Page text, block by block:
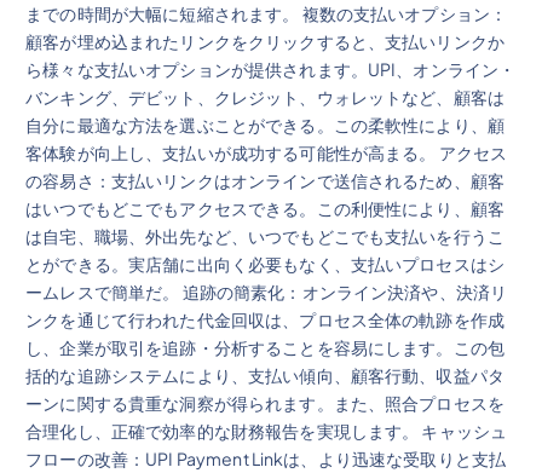
までの時間が大幅に短縮されます。 複数の支払いオプション：
顧客が埋め込まれたリンクをクリックすると、支払いリンクか
ら様々な支払いオプションが提供されます。UPI、オンライン・
バンキング、デビット、クレジット、ウォレットなど、顧客は
自分に最適な方法を選ぶことができる。この柔軟性により、顧
客体験が向上し、支払いが成功する可能性が高まる。 アクセス
の容易さ：支払いリンクはオンラインで送信されるため、顧客
はいつでもどこでもアクセスできる。この利便性により、顧客
は自宅、職場、外出先など、いつでもどこでも支払いを行うこ
とができる。実店舗に出向く必要もなく、支払いプロセスはシ
ームレスで簡単だ。 追跡の簡素化：オンライン決済や、決済リ
ンクを通じて行われた代金回収は、プロセス全体の軌跡を作成
し、企業が取引を追跡・分析することを容易にします。この包
括的な追跡システムにより、支払い傾向、顧客行動、収益パタ
ーンに関する貴重な洞察が得られます。また、照合プロセスを
合理化し、正確で効率的な財務報告を実現します。 キャッシュ
フローの改善：UPI Payment Linkは、より迅速な受取りと支払